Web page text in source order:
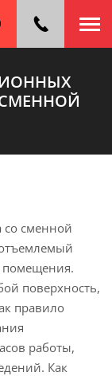
со сменной
помещения.
поверхность,
правило
работы,
Как